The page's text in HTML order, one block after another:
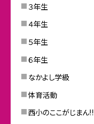
３年生
４年生
５年生
６年生
なかよし学級
体育活動
西小のここがじまん!!